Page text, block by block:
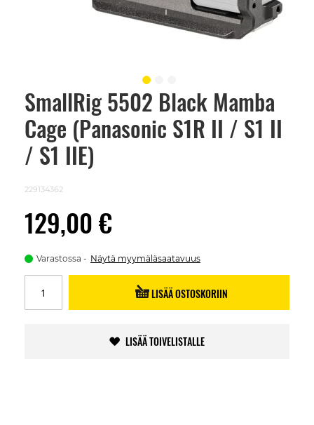
SmallRig 5502 Black Mamba
Cage (Panasonic S1R II / S1 II
/ S1 IIE)
229134362
129,00 €
Varastossa Näytä myymäläsaatavuus
LISÄÄ OSTOSKORIIN
LISÄÄ TOIVELISTALLE
Skip
beginning
images